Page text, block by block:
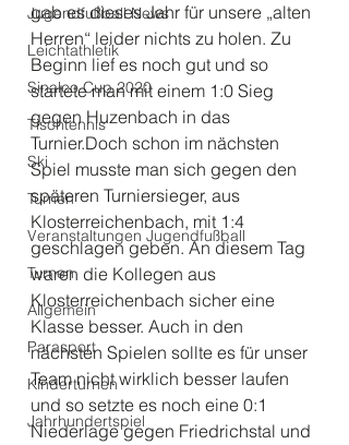
Jugendfußball News
Leichtathletik
Sinalco Cup 2020
Tischtennis
Ski
Turnen
Veranstaltungen Jugendfußball
Turnen
Allgemein
Parasport
Kinderturnen
Jahrhundertspiel
gab es dieses Jahr für unsere „alten
Herren“ leider nichts zu holen. Zu
Beginn lief es noch gut und so
startete man mit einem 1:0 Sieg
gegen Huzenbach in das
Turnier.Doch schon im nächsten
Spiel musste man sich gegen den
späteren Turniersieger, aus
Klosterreichenbach, mit 1:4
geschlagen geben. An diesem Tag
waren die Kollegen aus
Klosterreichenbach sicher eine
Klasse besser. Auch in den
nächsten Spielen sollte es für unser
Team nicht wirklich besser laufen
und so setzte es noch eine 0:1
Niederlage gegen Friedrichstal und